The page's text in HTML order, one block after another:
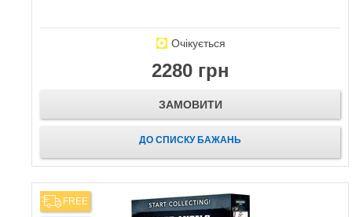
Очікується
2280 грн
ЗАМОВИТИ
ДО СПИСКУ БАЖАНЬ
FREE